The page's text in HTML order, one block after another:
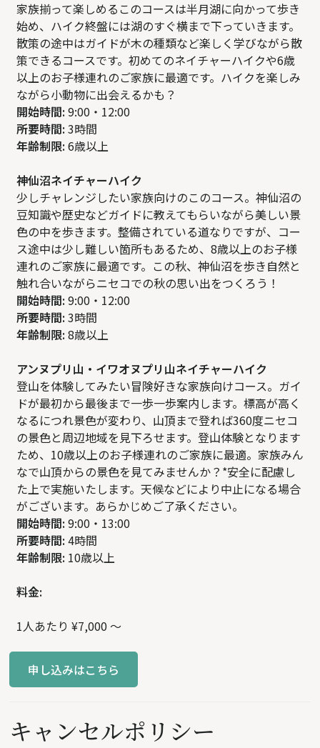
家族揃って楽しめるこのコースは半月湖に向かって歩き
始め、ハイク終盤には湖のすぐ横まで下っていきます。
散策の途中はガイドが木の種類など楽しく学びながら散
策できるコースです。初めてのネイチャーハイクや6歳
以上のお子様連れのご家族に最適です。ハイクを楽しみ
ながら小動物に出会えるかも？
開始時間: 9:00・12:00
所要時間: 3時間
年齢制限: 6歳以上
神仙沼ネイチャーハイク
少しチャレンジしたい家族向けのこのコース。神仙沼の
豆知識や歴史などガイドに教えてもらいながら美しい景
色の中を歩きます。整備されている道なりですが、コー
ス途中は少し難しい箇所もあるため、8歳以上のお子様
連れのご家族に最適です。この秋、神仙沼を歩き自然と
触れ合いながらニセコでの秋の思い出をつくろう！
開始時間: 9:00・12:00
所要時間: 3時間
年齢制限: 8歳以上
アンヌプリ山・イワオヌプリ山ネイチャーハイク
登山を体験してみたい冒険好きな家族向けコース。ガイ
ドが最初から最後まで一歩一歩案内します。標高が高く
なるにつれ景色が変わり、山頂まで登れば360度ニセコ
の景色と周辺地域を見下ろせます。登山体験となります
ため、10歳以上のお子様連れのご家族に最適。家族みん
なで山頂からの景色を見てみませんか？*安全に配慮し
た上で実施いたします。天候などにより中止になる場合
がございます。あらかじめご了承ください。
開始時間: 9:00・13:00
所要時間: 4時間
年齢制限: 10歳以上
料金:
1人あたり ¥7,000 〜
申し込みはこちら
キャンセルポリシー